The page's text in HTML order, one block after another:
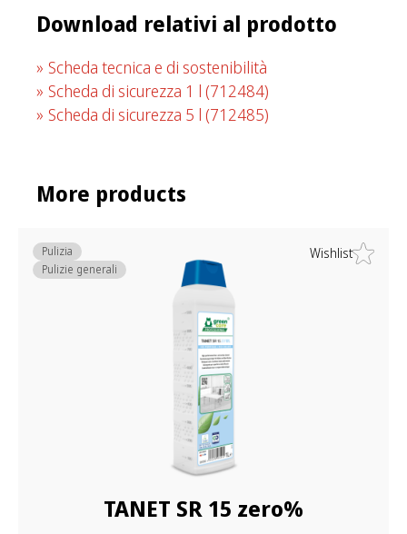
Download relativi al prodotto
Scheda tecnica e di sostenibilità
Scheda di sicurezza 1 l (712484)
Scheda di sicurezza 5 l (712485)
More products
Wishlist
TANET SR 15 zero%
Pulizia
Pulizie generali